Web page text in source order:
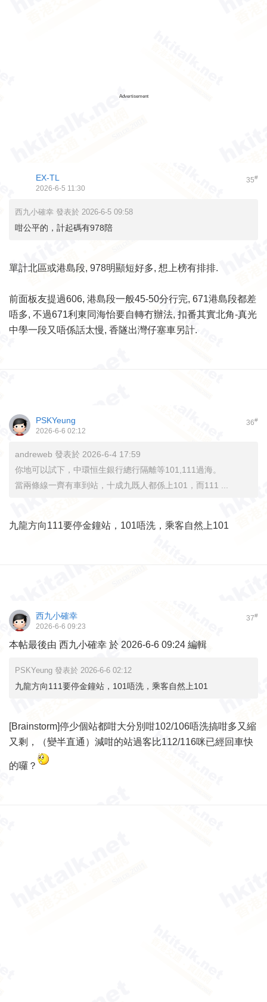
Advertisement
35#
EX-TL
2026-6-5 11:30
西九小確幸 發表於 2026-6-5 09:58
咁公平的，計起碼有978陪
單計北區或港島段, 978明顯短好多, 想上榜有排排.
前面板友提過606, 港島段一般45-50分行完, 671港島段都差
唔多, 不過671利東同海怡要自轉冇辦法, 扣番其實北角-真光
中學一段又唔係話太慢, 香隧出灣仔塞車另計.
36#
PSKYeung
2026-6-6 02:12
andreweb 發表於 2026-6-4 17:59
你地可以試下，中環恒生銀行總行隔離等101,111過海。
當兩條線一齊有車到站，十成九既人都係上101，而111 ...
九龍方向111要停金鐘站，101唔洗，乘客自然上101
37#
西九小確幸
2026-6-6 09:23
本帖最後由 西九小確幸 於 2026-6-6 09:24 編輯
PSKYeung 發表於 2026-6-6 02:12
九龍方向111要停金鐘站，101唔洗，乘客自然上101
[Brainstorm]停少個站都咁大分別咁102/106唔洗搞咁多又縮
又剩，（變半直通）減咁的站過客比112/116咪已經回車快
的囉？